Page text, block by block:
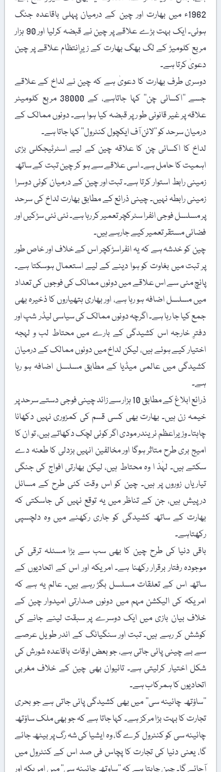
1962ء میں بھارت اور چین کے درمیان پہلی باقاعدہ جنگ
ہوئی۔ ایک بہت بڑے علاقے پر چین نے قبضہ کرلیا اور 90 ہزار
مربع کلومیڑ کے لگ بھگ بھارت کے زیرِانتظام علاقے پر چین
دعویٰ کرتا ہے۔
دوسری طرف بھارت کا دعویٰ ہے کہ چین نے لداخ کے علاقے
جسے ’’اکسائی چن‘‘ کہا جاتاہے، کے 38000 مربع کلومیٹر
علاقہ پر غیر قانونی طو رپر قبضہ کیا ہوا ہے۔ دونوں ممالک کے
درمیان سرحد کو ’’لائن آف ایکچول کنٹرول‘‘ کہا جاتا ہے۔
لداخ کا اکسائی چن کا علاقہ چین کے لیے اسٹرٹیجکلی بڑی
اہمیت کا حامل ہے۔ اسی علاقے سے ہو کر چین تبت کے ساتھ
زمینی رابط استوار کرتا ہے۔ تبت اور چین کے درمیان کوئی دوسرا
زمینی رابطہ نہیں۔ چینی ذرائع کے مطابق بھارت لداخ کی سرحد
پر مسلسل فوجی انفرا سٹرکچر تعمیر کر رہا ہے۔ نئی نئی سڑکیں اور
فضائی مستقر تعمیر کیے جارہے ہیں۔
چین کو خدشہ ہے کہ یہ انفراسڑکچر اس کے خلاف اور خاص طور
پر تبت میں بغاوت کو ہوا دینے کے لیے استعمال ہوسکتا ہے۔
پانچ مئی سے اس علاقے میں دونوں ممالک کی فوجوں کی تعداد
میں مسلسل اضافہ ہو رہا ہے، اور بھاری ہتھیاروں کا ذخیرہ بھی
جمع کیا جا رہا ہے۔ اگرچہ دونوں ممالک کی سیاسی لیڈر شپ اور
دفترِ خارجہ اس کشیدگی کے بارے میں محتاط لب و لہجہ
اختیار کیے ہوئے ہیں، لیکن لداخ میں دونوں ممالک کے درمیان
کشیدگی میں عالمی میڈیا کے مطابق مسلسل اضافہ ہو رہا
ہے۔
ذرائع ابلاغ کے مطابق 10 ہزار سے زائد چینی فوجی دستے سرحد پر
خیمہ زن ہیں۔ بھارت بھی کسی قسم کی کمزوری نہیں دکھانا
چاہتا۔ وزیراعظم نریندر مودی اگر کوئی لچک دکھاتے ہیں، تو ان کا
امیج بری طرح متاثر ہوگا اور مخالفین انہیں بزدلی کا طعنہ دے
سکتے ہیں۔ لہٰذ ا وہ محتاط ہیں، لیکن بھارتی افواج کی جنگی
تیاریاں زوروں پر ہیں۔ چین کو اس وقت کئی طرح کے مسائل
درپیش ہیں، جن کے تناظر میں یہ توقع نہیں کی جاسکتی کہ
بھارت کے ساتھ کشیدگی کو جاری رکھنے میں وہ دلچسپی
رکھتاہے۔
باقی دنیا کی طرح چین کا بھی سب سے بڑا مسئلہ ترقی کی
موجودہ رفتار برقرار رکھنا ہے۔ امریکہ اور اس کے اتحادیوں کے
ساتھ اس کے تعلقات مسلسل بگڑ رہے ہیں۔ عالم یہ ہے کہ
امریکہ کی الیکشن مہم میں دونوں صدارتی امیدوار چین کے
خلاف بیان بازی میں ایک دوسرے پر سبقت لینے جانے کی
کوشش کر رہے ہیں۔ تبت اور سنگیانگ کے اندر طویل عرصے
سے بے چینی پائی جاتی ہے، جو بعض اوقات باقاعدہ شورش کی
شکل اختیار کرلیتی ہے۔ تائیوان بھی چین کے خلاف مغربی
اتحادیوں کا ہمرکاب ہے۔
’’ساؤتھ چائینہ سی‘‘ میں بھی کشیدگی پائی جاتی ہے جو بحری
تجارت کا بہت بڑا مرکز ہے۔ کہا جاتا ہے کہ جو بھی ملک ساؤتھ
چائینہ سی کو کنٹرول کرے گا، وہ ایشیا کی شہ رگ پر بیٹھ جائے
گا، یعنی دنیا کی تجارت کا پچاس فی صد اس کے کنٹرول میں
آجائے گا۔ چین چاہتا ہے کہ ’’ساوتھ چائینہ سی‘‘ میں امریکہ اور